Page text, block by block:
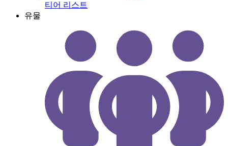
티어 리스트
유물